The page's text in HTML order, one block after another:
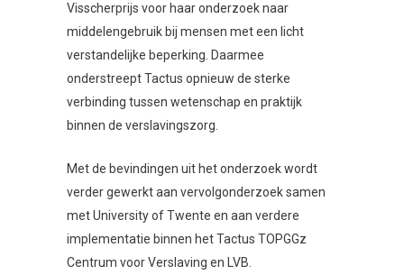
Visscherprijs voor haar onderzoek naar
middelengebruik bij mensen met een licht
verstandelijke beperking. Daarmee
onderstreept Tactus opnieuw de sterke
verbinding tussen wetenschap en praktijk
binnen de verslavingszorg.
Met de bevindingen uit het onderzoek wordt
verder gewerkt aan vervolgonderzoek samen
met University of Twente en aan verdere
implementatie binnen het Tactus TOPGGz
Centrum voor Verslaving en LVB.